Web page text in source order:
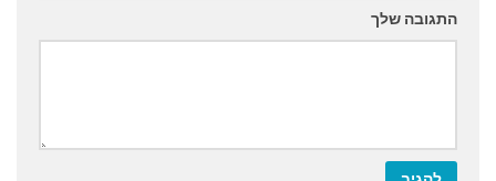
התגובה שלך